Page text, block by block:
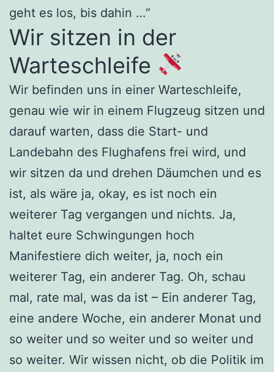
geht es los, bis dahin …“
Wir sitzen in der
Warteschleife
Wir befinden uns in einer Warteschleife,
genau wie wir in einem Flugzeug sitzen und
darauf warten, dass die Start- und
Landebahn des Flughafens frei wird, und
wir sitzen da und drehen Däumchen und es
ist, als wäre ja, okay, es ist noch ein
weiterer Tag vergangen und nichts. Ja,
haltet eure Schwingungen hoch
Manifestiere dich weiter, ja, noch ein
weiterer Tag, ein anderer Tag. Oh, schau
mal, rate mal, was da ist – Ein anderer Tag,
eine andere Woche, ein anderer Monat und
so weiter und so weiter und so weiter und
so weiter. Wir wissen nicht, ob die Politik im